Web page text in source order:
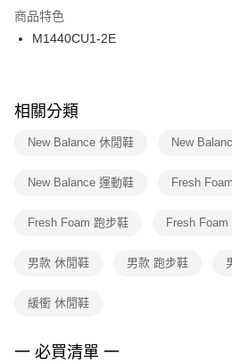
２．訂單成立數日內，您將收到繳費通知簡訊
３．收到繳費通知簡訊後14天內，點擊此簡
ATM／網路銀行／等多元方式進行付款，方
※ 交易是否成功請以「AFTEE先享後付 」之
是否繳費成功／繳費後需取消欲退款等相關
客戶支援中心」 https://
１．透過由恩沛科技股份有限公司提供之「
權轉讓予恩沛科技股份有限公司。
３．未成年的使用者請事先徵得法定代理人
任。
請求用戶進行身份認證。
付款後門市自取
每筆NT$100，滿NT$1,500(含以上)免
商品特色
M1440CU1-2E
相關分類
New Balance 休閒鞋 New
New Balance 運動鞋 Fresh
Fresh Foam 跑步鞋 Fresh Foam
男款 休閒鞋 男款 跑步鞋
緩衝 休閒鞋
一 必買清單 一